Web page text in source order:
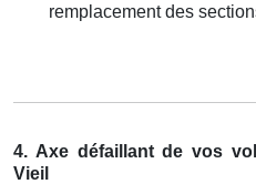
remplacement des
4. Axe défaillant de vos
Vieil